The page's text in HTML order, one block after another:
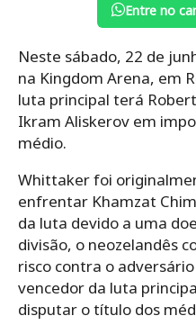
Entre no
Neste sábado, 22 de
na Kingdom Arena, em
luta principal terá
Ikram Aliskerov em
médio.
Whittaker foi
enfrentar Khamzat
da luta devido a uma
divisão, o neozelandês
risco contra o
vencedor da luta
disputar o título dos